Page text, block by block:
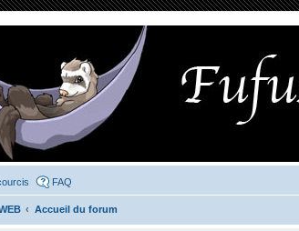
FAQ
Accueil du forum